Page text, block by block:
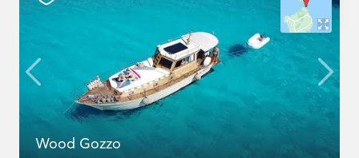
Wood Gozzo